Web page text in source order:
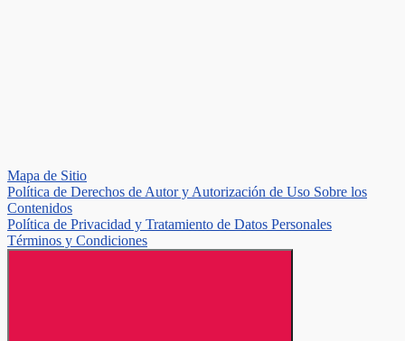
Mapa de Sitio
Política de Derechos de Autor y Autorización de Uso Sobre los
Contenidos
Política de Privacidad y Tratamiento de Datos Personales
Términos y Condiciones